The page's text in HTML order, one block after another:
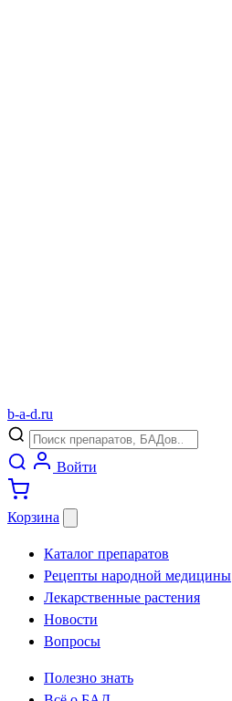
b-a-d.ru
Войти
Корзина
Каталог препаратов
Рецепты народной медицины
Лекарственные растения
Новости
Вопросы
Полезно знать